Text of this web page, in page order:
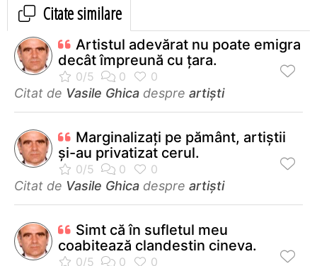
Citate similare
Artistul adevărat nu poate emigra
decât împreună cu ţara.
Citat de Vasile Ghica despre artiști
Marginalizaţi pe pământ, artiştii
şi-au privatizat cerul.
Citat de Vasile Ghica despre artiști
Simt că în sufletul meu
coabitează clandestin cineva.